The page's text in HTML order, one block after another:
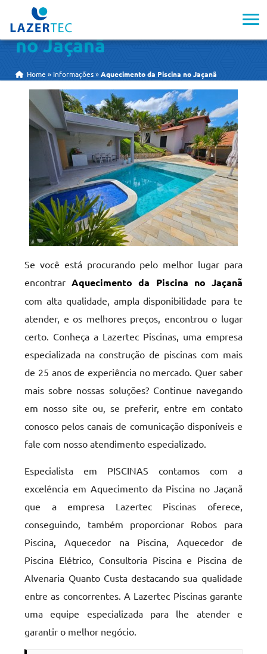
Aquecimento da Piscina
no Jaçanã
Home » Informações »Aquecimento da Piscina no Jaçanã
Se você está procurando pelo melhor lugar para
encontrarAquecimento da Piscina no Jaçanã
com alta qualidade, ampla disponibilidade para te
atender, e os melhores preços, encontrou o lugar
certo. Conheça a Lazertec Piscinas, uma empresa
especializada na construção de piscinas com mais
de 25 anos de experiência no mercado. Quer saber
mais sobre nossas soluções? Continue navegando
em nosso site ou, se preferir, entre em contato
conosco pelos canais de comunicação disponíveis e
fale com nosso atendimento especializado.
Especialista em PISCINAS contamos com a
excelência em Aquecimento da Piscina no Jaçanã
que a empresa Lazertec Piscinas oferece,
conseguindo, também proporcionar Robos para
Piscina, Aquecedor na Piscina, Aquecedor de
Piscina Elétrico, Consultoria Piscina e Piscina de
Alvenaria Quanto Custa destacando sua qualidade
entre as concorrentes. A Lazertec Piscinas garante
uma equipe especializada para lhe atender e
garantir o melhor negócio.